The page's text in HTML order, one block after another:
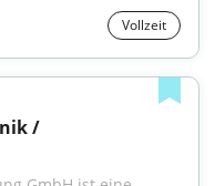
Vollzeit
/